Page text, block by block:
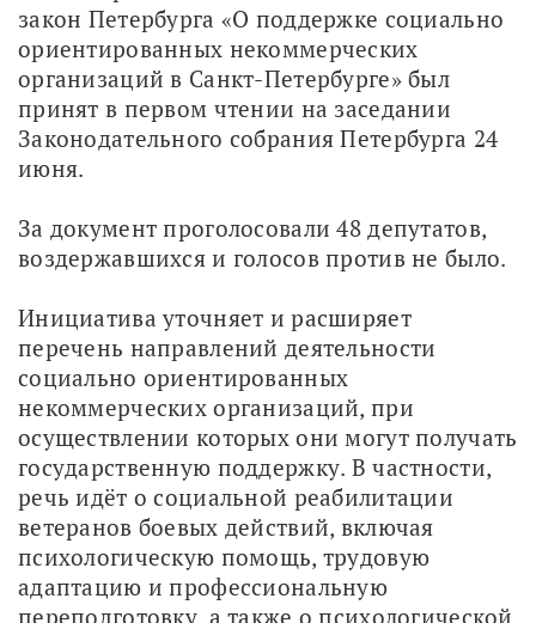
закон Петербурга «О поддержке социально
ориентированных некоммерческих
организаций в Санкт-Петербурге» был
принят в первом чтении на заседании
Законодательного собрания Петербурга 24
июня.
За документ проголосовали 48 депутатов,
воздержавшихся и голосов против не было.
Инициатива уточняет и расширяет
перечень направлений деятельности
социально ориентированных
некоммерческих организаций, при
осуществлении которых они могут получать
государственную поддержку. В частности,
речь идёт о социальной реабилитации
ветеранов боевых действий, включая
психологическую помощь, трудовую
адаптацию и профессиональную
переподготовку, а также о психологической